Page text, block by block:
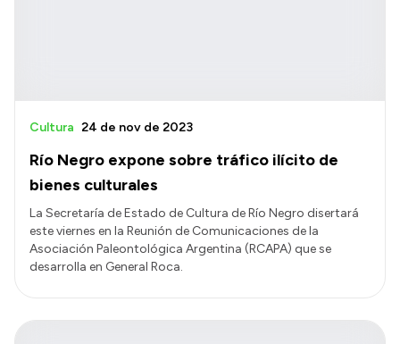
Río Negro expone sobre tráfico ilícito de
bienes culturales
Cultura 24 de nov de 2023
La Secretaría de Estado de Cultura de Río Negro disertará
este viernes en la Reunión de Comunicaciones de la
Asociación Paleontológica Argentina (RCAPA) que se
desarrolla en General Roca.